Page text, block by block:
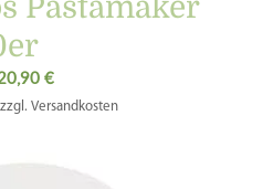
Pastamaker
€
Versandkosten